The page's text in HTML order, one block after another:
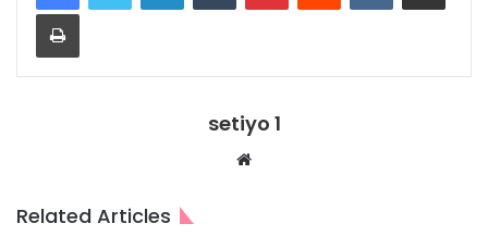
Print
setiyo 1
Website
Related Articles